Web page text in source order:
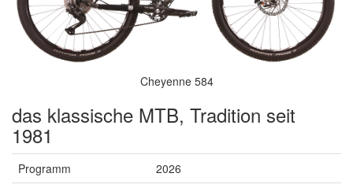
Cheyenne 584
das klassische MTB, Tradition seit
1981
Programm
2026